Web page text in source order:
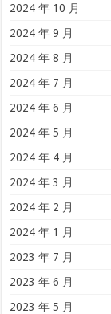
2024 年 10 月
2024 年 9 月
2024 年 8 月
2024 年 7 月
2024 年 6 月
2024 年 5 月
2024 年 4 月
2024 年 3 月
2024 年 2 月
2024 年 1 月
2023 年 7 月
2023 年 6 月
2023 年 5 月